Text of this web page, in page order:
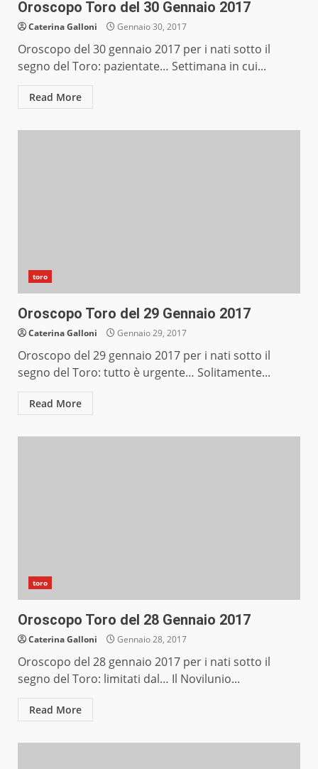
Oroscopo Toro del 30 Gennaio 2017
Caterina Galloni Gennaio 30, 2017
Oroscopo del 30 gennaio 2017 per i nati sotto il
segno del Toro: pazientate… Settimana in cui...
Read More
toro
Oroscopo Toro del 29 Gennaio 2017
Caterina Galloni Gennaio 29, 2017
Oroscopo del 29 gennaio 2017 per i nati sotto il
segno del Toro: tutto è urgente… Solitamente...
Read More
toro
Oroscopo Toro del 28 Gennaio 2017
Caterina Galloni Gennaio 28, 2017
Oroscopo del 28 gennaio 2017 per i nati sotto il
segno del Toro: limitati dal… Il Novilunio...
Read More